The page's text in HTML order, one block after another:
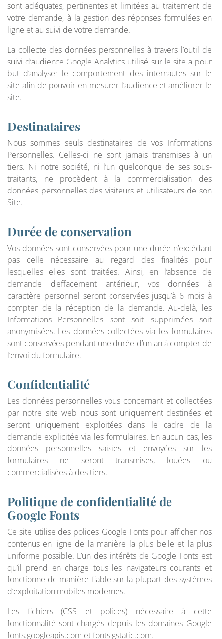
sont adéquates, pertinentes et limitées au traitement de
votre demande, à la gestion des réponses formulées en
ligne et au suivi de votre demande.
La collecte des données personnelles à travers l’outil de
suivi d’audience Google Analytics utilisé sur le site a pour
but d’analyser le comportement des internautes sur le
site afin de pouvoir en mesurer l’audience et améliorer le
site.
Destinataires
Nous sommes seuls destinataires de vos Informations
Personnelles. Celles-ci ne sont jamais transmises à un
tiers. Ni notre société, ni l’un quelconque de ses sous-
traitants, ne procèdent à la commercialisation des
données personnelles des visiteurs et utilisateurs de son
Site.
Durée de conservation
Vos données sont conservées pour une durée n’excédant
pas celle nécessaire au regard des finalités pour
lesquelles elles sont traitées. Ainsi, en l’absence de
demande d’effacement antérieur, vos données à
caractère personnel seront conservées jusqu’à 6 mois à
compter de la réception de la demande. Au-delà, les
Informations Personnelles sont soit supprimées soit
anonymisées. Les données collectées via les formulaires
sont conservées pendant une durée d’un an à compter de
l’envoi du formulaire.
Confidentialité
Les données personnelles vous concernant et collectées
par notre site web nous sont uniquement destinées et
seront uniquement exploitées dans le cadre de la
demande explicitée via les formulaires. En aucun cas, les
données personnelles saisies et envoyées sur les
formulaires ne seront transmises, louées ou
commercialisées à des tiers.
Politique de confidentialité de
Google Fonts
Ce site utilise des polices Google Fonts pour afficher nos
contenus en ligne de la manière la plus belle et la plus
uniforme possible. L’un des intérêts de Google Fonts est
qu’il prend en charge tous les navigateurs courants et
fonctionne de manière fiable sur la plupart des systèmes
d’exploitation mobiles modernes.
Les fichiers (CSS et polices) nécessaire à cette
fonctionnalité sont chargés depuis les domaines Google
fonts.googleapis.com et fonts.gstatic.com.